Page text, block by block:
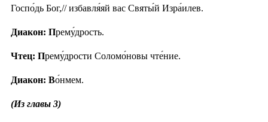
Госпо́дь Бог,// избавля́яй вас Святы́й Изра́илев.
Диакон: Прему́дрость.
Чтец: Прему́дрости Соломо́новы чте́ние.
Диакон: Во́нмем.
(Из главы 3)